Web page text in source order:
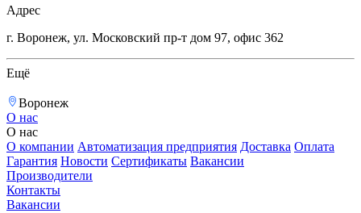
Адрес
г. Воронеж, ул. Московский пр-т дом 97, офис 362
Ещё
Воронеж
О нас
О нас
О компании Автоматизация предприятия Доставка Оплата
Гарантия Новости Сертификаты Вакансии
Производители
Контакты
Вакансии